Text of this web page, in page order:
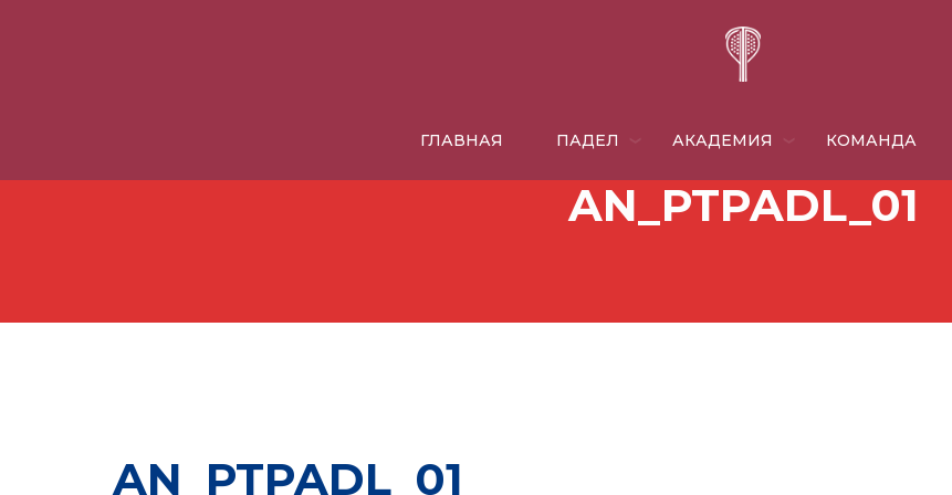
ГЛАВНАЯ ПАДЕЛ АКАДЕМИЯ КОМАНДА
AN_PTPADL_01
AN_PTPADL_01